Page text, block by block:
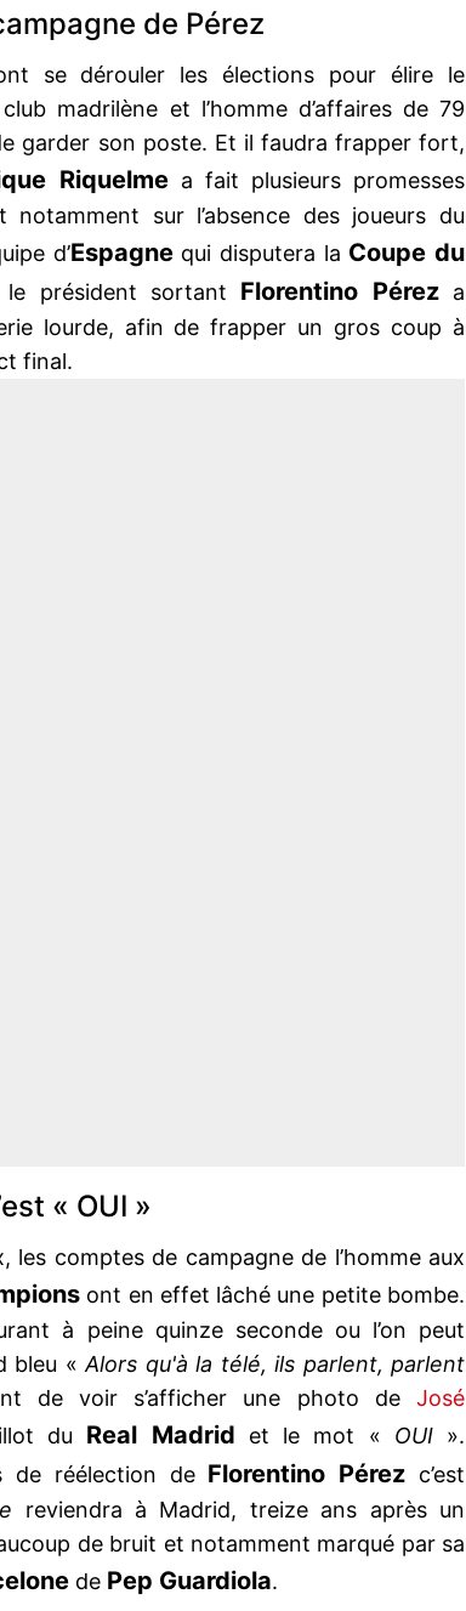
de Pérez
se dérouler les élections pour élire le
madrilène et l’homme d’affaires de 79
garder son poste. Et il faudra frapper fort,
Riquelmea fait plusieurs promesses
notamment sur l’absence des joueurs du
d’Espagnequi disputera la Coupe du
le président sortant Florentino Péreza
lourde, afin de frapper un gros coup à
final.
« OUI »
les comptes de campagne de l’homme aux
ont en effet lâché une petite bombe.
à peine quinze seconde ou l’on peut
bleu «Alors qu'à la télé, ils parlent, parlent
de voir s’afficher une photo deJosé
du Real Madrid et le mot « OUI ».
de réélection de Florentino Pérez c’est
reviendra à Madrid, treize ans après un
de bruit et notamment marqué par sa
de Pep Guardiola.